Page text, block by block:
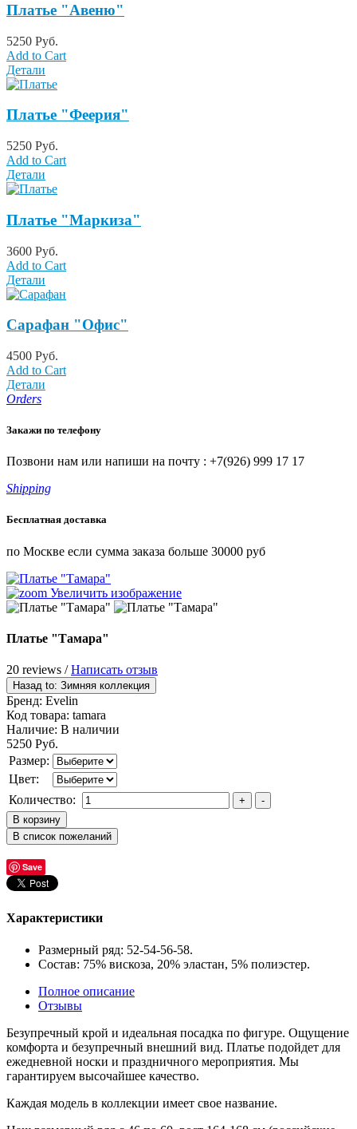
Платье "Авеню"
5250 Руб.
Add to Cart
Детали
Платье "Феерия"
5250 Руб.
Add to Cart
Детали
Платье "Маркиза"
3600 Руб.
Add to Cart
Детали
Сарафан "Офис"
4500 Руб.
Add to Cart
Детали
Orders
Закажи по телефону
Позвони нам или напиши на почту : +7(926) 999 17 17
Shipping
Бесплатная доставка
по Москве если сумма заказа больше 30000 руб
Увеличить изображение
Платье "Тамара"
20 reviews /Написать отзыв
Бренд: Evelin
Код товара: tamara
Наличие: В наличии
5250 Руб.
Размер:
Цвет:
Количество:
Save
Характеристики
Размерный ряд: 52-54-56-58.
Состав: 75% вискоза, 20% эластан, 5% полиэстер.
Полное описание
Отзывы
Безупречный крой и идеальная посадка по фигуре. Ощущение
комфорта и безупречный внешний вид. Платье подойдет для
ежедневной носки и праздничного мероприятия. Мы
гарантируем высочайшее качество.
Каждая модель в коллекции имеет свое название.